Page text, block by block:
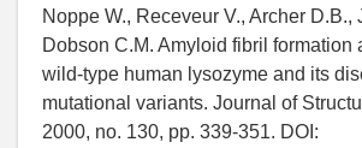
Noppe W., Receveur V., Archer D.B.,
Dobson C.M. Amyloid fibril formation
wild-type human lysozyme and its
mutational variants. Journal of
2000, no. 130, pp. 339-351. DOI: